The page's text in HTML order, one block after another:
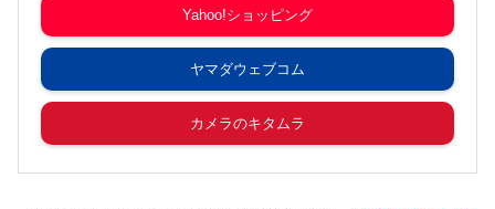
Yahoo!ショッピング
ヤマダウェブコム
カメラのキタムラ